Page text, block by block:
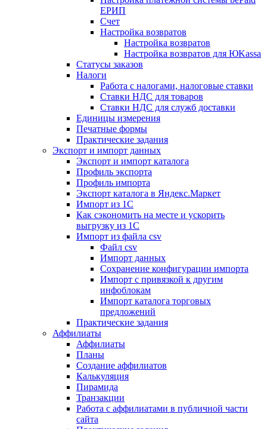
ЕРИП
Счет
Настройка возвратов
Настройка возвратов
Настройка возвратов для ЮKassa
Статусы заказов
Налоги
Работа с налогами, налоговые ставки
Ставки НДС для товаров
Ставки НДС для служб доставки
Единицы измерения
Печатные формы
Практические задания
Экспорт и импорт данных
Экспорт и импорт каталога
Профиль экспорта
Профиль импорта
Экспорт каталога в Яндекс.Маркет
Импорт из 1С
Как сэкономить на месте и ускорить
выгрузку из 1С
Импорт из файла csv
Файл csv
Импорт данных
Сохранение конфигурации импорта
Импорт с привязкой к другим
инфоблокам
Импорт каталога торговых
предложений
Практические задания
Аффилиаты
Аффилиаты
Планы
Создание аффилиатов
Калькуляция
Пирамида
Транзакции
Работа с аффилиатами в публичной части
сайта